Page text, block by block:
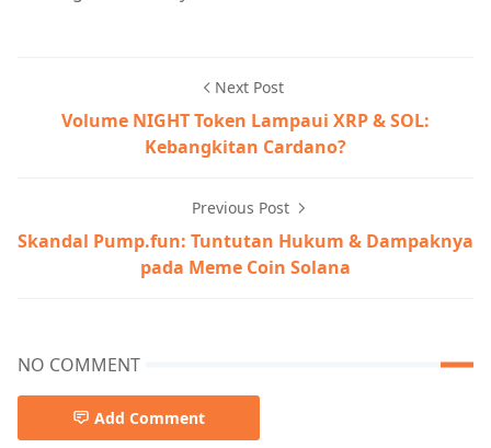
Next Post
Volume NIGHT Token Lampaui XRP & SOL:
Kebangkitan Cardano?
Previous Post
Skandal Pump.fun: Tuntutan Hukum & Dampaknya
pada Meme Coin Solana
NO COMMENT
Add Comment